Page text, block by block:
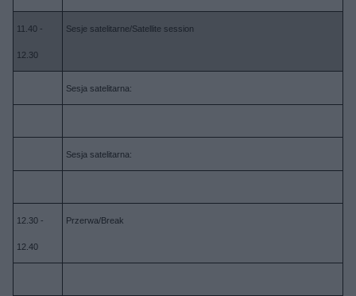
11.40 -
12.30
Sesje satelitarne/Satellite session
Sesja satelitarna:
Sesja satelitarna:
12.30 -
12.40
Przerwa/Break